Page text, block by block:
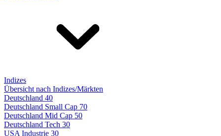
Indizes
Übersicht nach Indizes/Märkten
Deutschland 40
Deutschland Small Cap 70
Deutschland Mid Cap 50
Deutschland Tech 30
USA Industrie 30